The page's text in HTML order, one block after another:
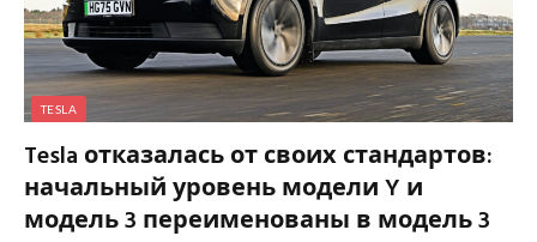
TESLA
Tesla отказалась от своих стандартов:
начальный уровень модели Y и
модель 3 переименованы в модель 3